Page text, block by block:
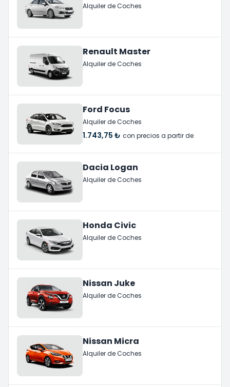
Alquiler de Coches
Renault Master
Alquiler de Coches
Ford Focus
Alquiler de Coches
1.743,75 ₺ con precios a partir de
Dacia Logan
Alquiler de Coches
Honda Civic
Alquiler de Coches
Nissan Juke
Alquiler de Coches
Nissan Micra
Alquiler de Coches